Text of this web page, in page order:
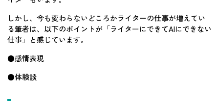
しかし、今も変わらないどころかライターの仕事が増えてい
る筆者は、以下のポイントが「ライターにできてAIにできない
仕事」と感じています。
●感情表現
●体験談